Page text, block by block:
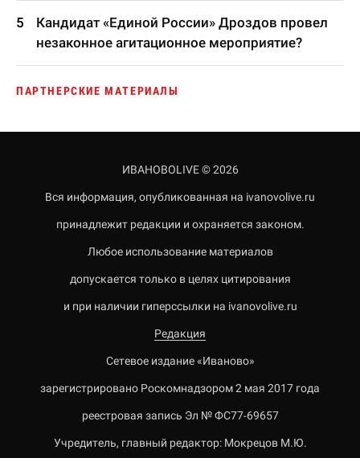
Кандидат «Единой России» Дроздов провел
незаконное агитационное мероприятие?
ПАРТНЕРСКИЕ МАТЕРИАЛЫ
ИВАНОВОLIVE © 2026
Вся информация, опубликованная на ivanovolive.ru
принадлежит редакции и охраняется законом.
Любое использование материалов
допускается только в целях цитирования
и при наличии гиперссылки на ivanovolive.ru
Редакция
Сетевое издание «Иваново»
зарегистрировано Роскомнадзором 2 мая 2017 года
реестровая запись Эл № ФС77-69657
Учредитель, главный редактор: Мокрецов М.Ю.